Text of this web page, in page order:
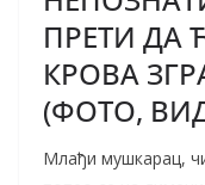
ПРЕТИ ДА
КРОВА
(ФОТО,
Млађи мушкарац,